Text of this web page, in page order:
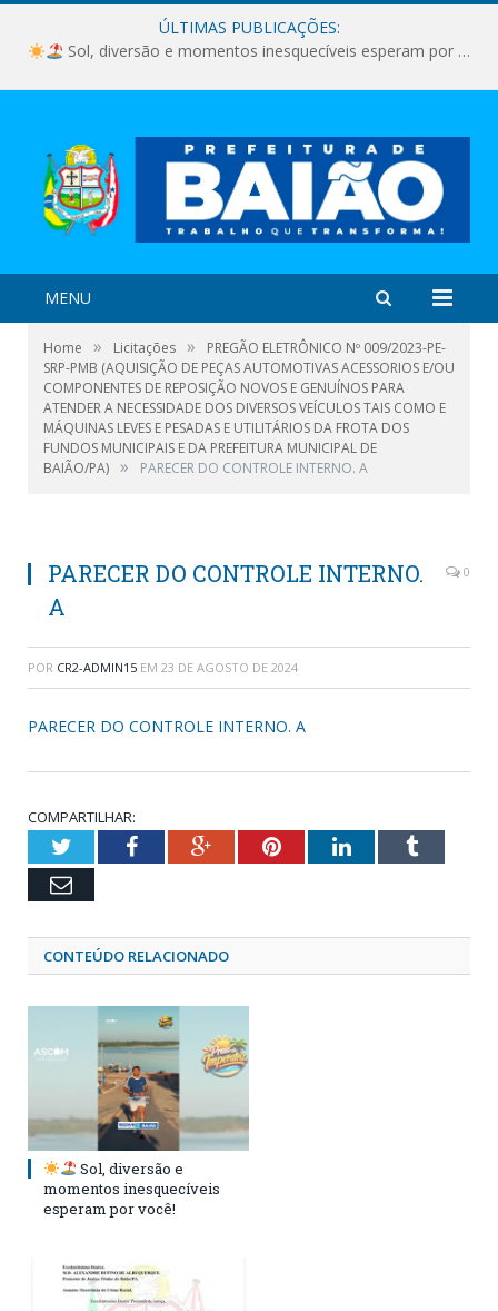
ÚLTIMAS PUBLICAÇÕES:
Sol, diversão e momentos inesquecíveis esperam por você!
MENU
Home » Licitações »
PREGÃO ELETRÔNICO Nº 009/2023-PE-
SRP-PMB (AQUISIÇÃO DE PEÇAS AUTOMOTIVAS ACESSORIOS E/OU
COMPONENTES DE REPOSIÇÃO NOVOS E GENUÍNOS PARA
ATENDER A NECESSIDADE DOS DIVERSOS VEÍCULOS TAIS COMO E
MÁQUINAS LEVES E PESADAS E UTILITÁRIOS DA FROTA DOS
FUNDOS MUNICIPAIS E DA PREFEITURA MUNICIPAL DE
BAIÃO/PA) » PARECER DO CONTROLE INTERNO. A
PARECER DO CONTROLE INTERNO.
A
0
POR CR2-ADMIN15 EM 23 DE AGOSTO DE 2024
PARECER DO CONTROLE INTERNO. A
COMPARTILHAR:
TwitterFacebookGoogle+PinterestLinkedInTumblr
Email
CONTEÚDO RELACIONADO
Sol, diversão e
momentos inesquecíveis
esperam por você!